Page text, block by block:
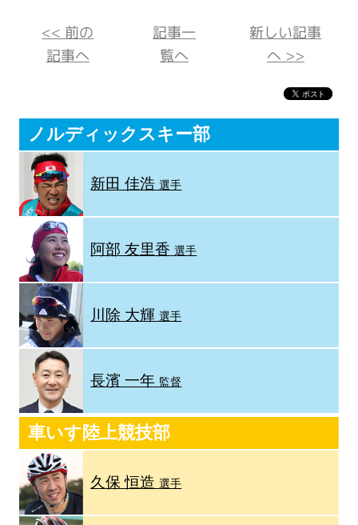
<< 前の
記事へ
記事一
覧へ
新しい記事
へ >>
ノルディックスキー部
新田 佳浩選手
阿部 友里香選手
川除 大輝選手
長濱 一年 監督
車いす陸上競技部
久保 恒造選手